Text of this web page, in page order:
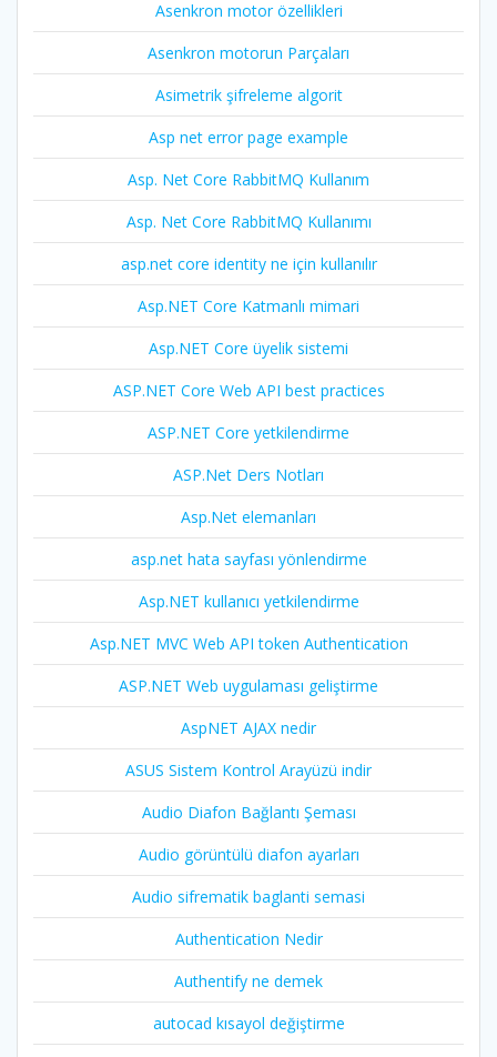
Asenkron motor özellikleri
Asenkron motorun Parçaları
Asimetrik şifreleme algorit
Asp net error page example
Asp. Net Core RabbitMQ Kullanım
Asp. Net Core RabbitMQ Kullanımı
asp.net core identity ne için kullanılır
Asp.NET Core Katmanlı mimari
Asp.NET Core üyelik sistemi
ASP.NET Core Web API best practices
ASP.NET Core yetkilendirme
ASP.Net Ders Notları
Asp.Net elemanları
asp.net hata sayfası yönlendirme
Asp.NET kullanıcı yetkilendirme
Asp.NET MVC Web API token Authentication
ASP.NET Web uygulaması geliştirme
AspNET AJAX nedir
ASUS Sistem Kontrol Arayüzü indir
Audio Diafon Bağlantı Şeması
Audio görüntülü diafon ayarları
Audio sifrematik baglanti semasi
Authentication Nedir
Authentify ne demek
autocad kısayol değiştirme